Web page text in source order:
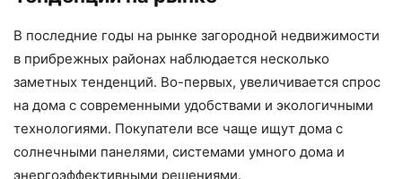
В последние годы на рынке загородной недвижимости
в прибрежных районах наблюдается несколько
заметных тенденций. Во-первых, увеличивается спрос
на дома с современными удобствами и экологичными
технологиями. Покупатели все чаще ищут дома с
солнечными панелями, системами умного дома и
энергоэффективными решениями.